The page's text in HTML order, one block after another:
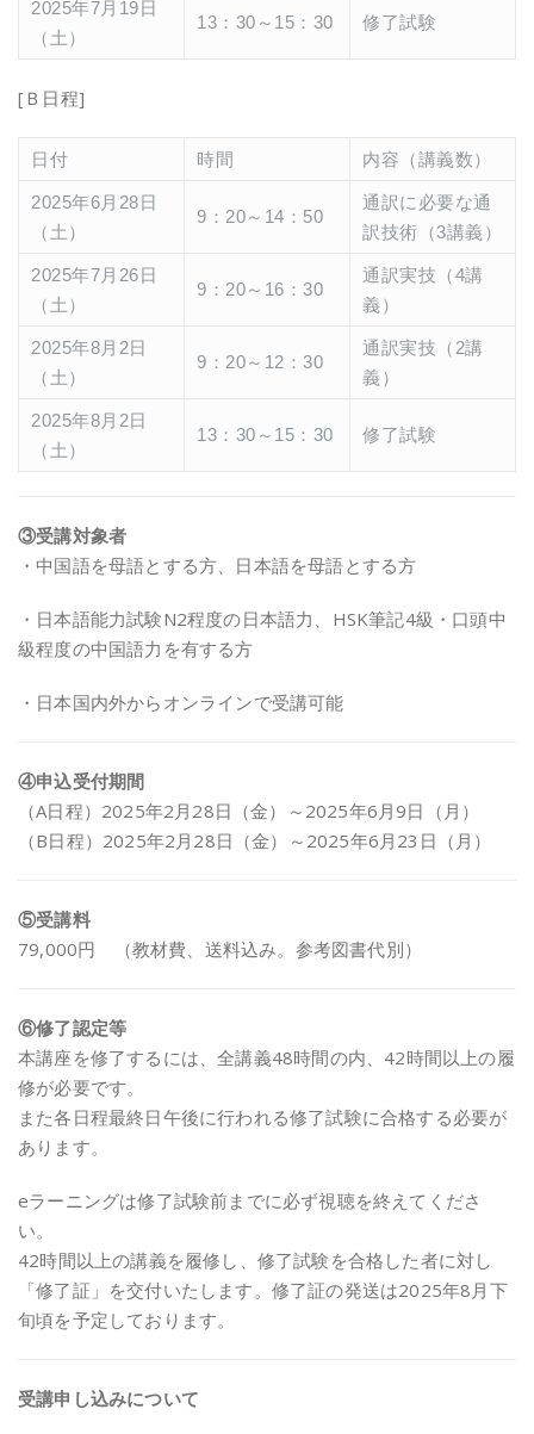
2025年7月19日
（土）
13：30～15：30 修了試験
[Ｂ日程]
日付 時間 内容（講義数）
2025年6月28日
（土）
9：20～14：50
通訳に必要な通
訳技術（3講義）
2025年7月26日
（土）
9：20～16：30
通訳実技（4講
義）
2025年8月2日
（土）
9：20～12：30
通訳実技（2講
義）
2025年8月2日
（土）
13：30～15：30 修了試験
③受講対象者
・中国語を母語とする方、日本語を母語とする方
・日本語能力試験N2程度の日本語力、HSK筆記4級・口頭中
級程度の中国語力を有する方
・日本国内外からオンラインで受講可能
④申込受付期間
（A日程）2025年2月28日（金）～2025年6月9日（月）
（B日程）2025年2月28日（金）～2025年6月23日（月）
⑤受講料
79,000円 （教材費、送料込み。参考図書代別）
⑥修了認定等
本講座を修了するには、全講義48時間の内、42時間以上の履
修が必要です。
また各日程最終日午後に行われる修了試験に合格する必要が
あります。
eラーニングは修了試験前までに必ず視聴を終えてくださ
い。
42時間以上の講義を履修し、修了試験を合格した者に対し
「修了証」を交付いたします。修了証の発送は2025年8月下
旬頃を予定しております。
受講申し込みについて